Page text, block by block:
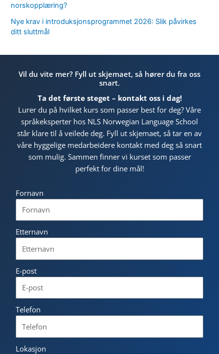
norskopplæring?
Nye krav i introduksjonsprogrammet 2026: Slik påvirkes
ditt sluttmål
Vil du vite mer? Fyll ut skjemaet, så hører du fra oss
snart.
Ta det første steget – kontakt oss i dag!
Lurer du på hvilket kurs som passer best for deg? Våre
språkeksperter hos NLS Norwegian Language School
står klare til å veilede deg. Fyll ut skjemaet, så tar en av
våre hyggelige medarbeidere kontakt med deg så snart
som mulig. Sammen finner vi kurset som passer
perfekt for dine mål!
Fornavn
Etternavn
E-post
Telefon
Lokasjon